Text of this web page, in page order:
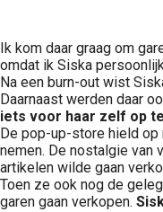
Ik kom daar graag om
omdat ik Siska
Na een burn-out wist
Daarnaast werden daar
iets voor haar zelf op
De pop-up-store hield op
nemen. De nostalgie van
artikelen wilde gaan
Toen ze ook nog de
garen gaan verkopen.